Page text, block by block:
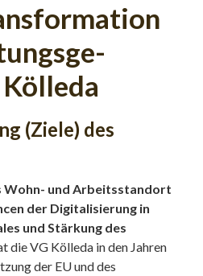
(Ziele) des
und Arbeitsstandort
der Digitalisierung in
und Stärkung des
die VG Kölleda in den Jahren
der EU und des